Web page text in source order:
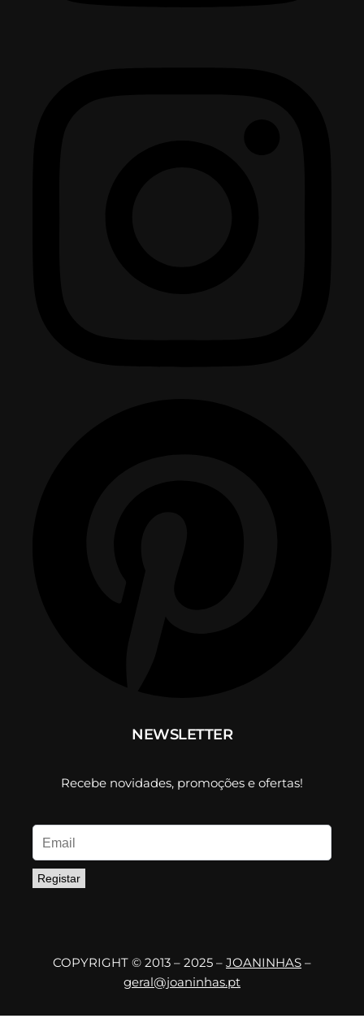
NEWSLETTER
Recebe novidades, promoções e ofertas!
Registar
COPYRIGHT © 2013 – 2025 – JOANINHAS –
geral@joaninhas.pt